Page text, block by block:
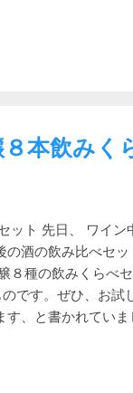
カー商品ページ イ
ため、他の部分に
沢ではリビング
のメリット 小さい
設営撤収も大型に
も簡単です。これ
ています。 この
余裕があります。
っています。 小型
本飲みく
ット 先日、 ワイ
酒の飲み比べセ
種の飲みくらべ
です。ぜひ、お
、と書かれてい
むべしと思い、
、ほとんどの銘